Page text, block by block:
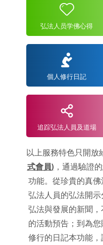
弘法人员学佛心得
個人修行日記
追踪弘法人員及道場
以上服務特色只開放
式會員) ，通過驗證
功能。從珍貴的真
弘法人員的弘法開
弘法與發展的新聞
的活動預告；到為您
修行的日記本功能，